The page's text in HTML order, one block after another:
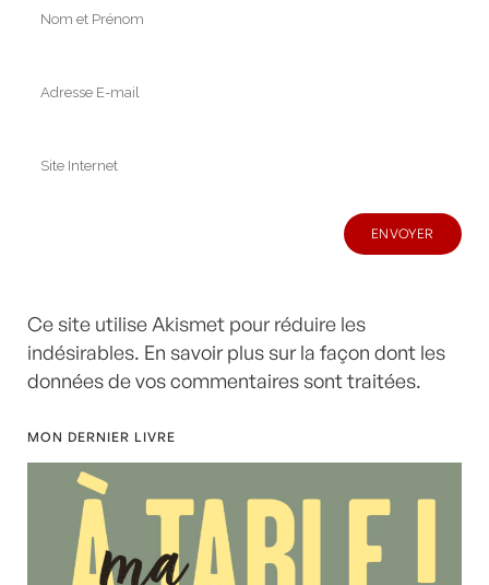
Ce site utilise Akismet pour réduire les
indésirables. En savoir plus sur la façon dont les
données de vos commentaires sont traitées.
MON DERNIER LIVRE